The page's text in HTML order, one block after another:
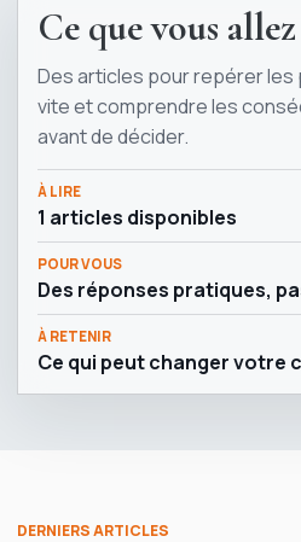
Ce que vous
Des articles pour repérer
vite et comprendre les
avant de décider.
À LIRE
1 articles disponibles
POUR VOUS
Des réponses pratiques,
À RETENIR
Ce qui peut changer votre
DERNIERS ARTICLES